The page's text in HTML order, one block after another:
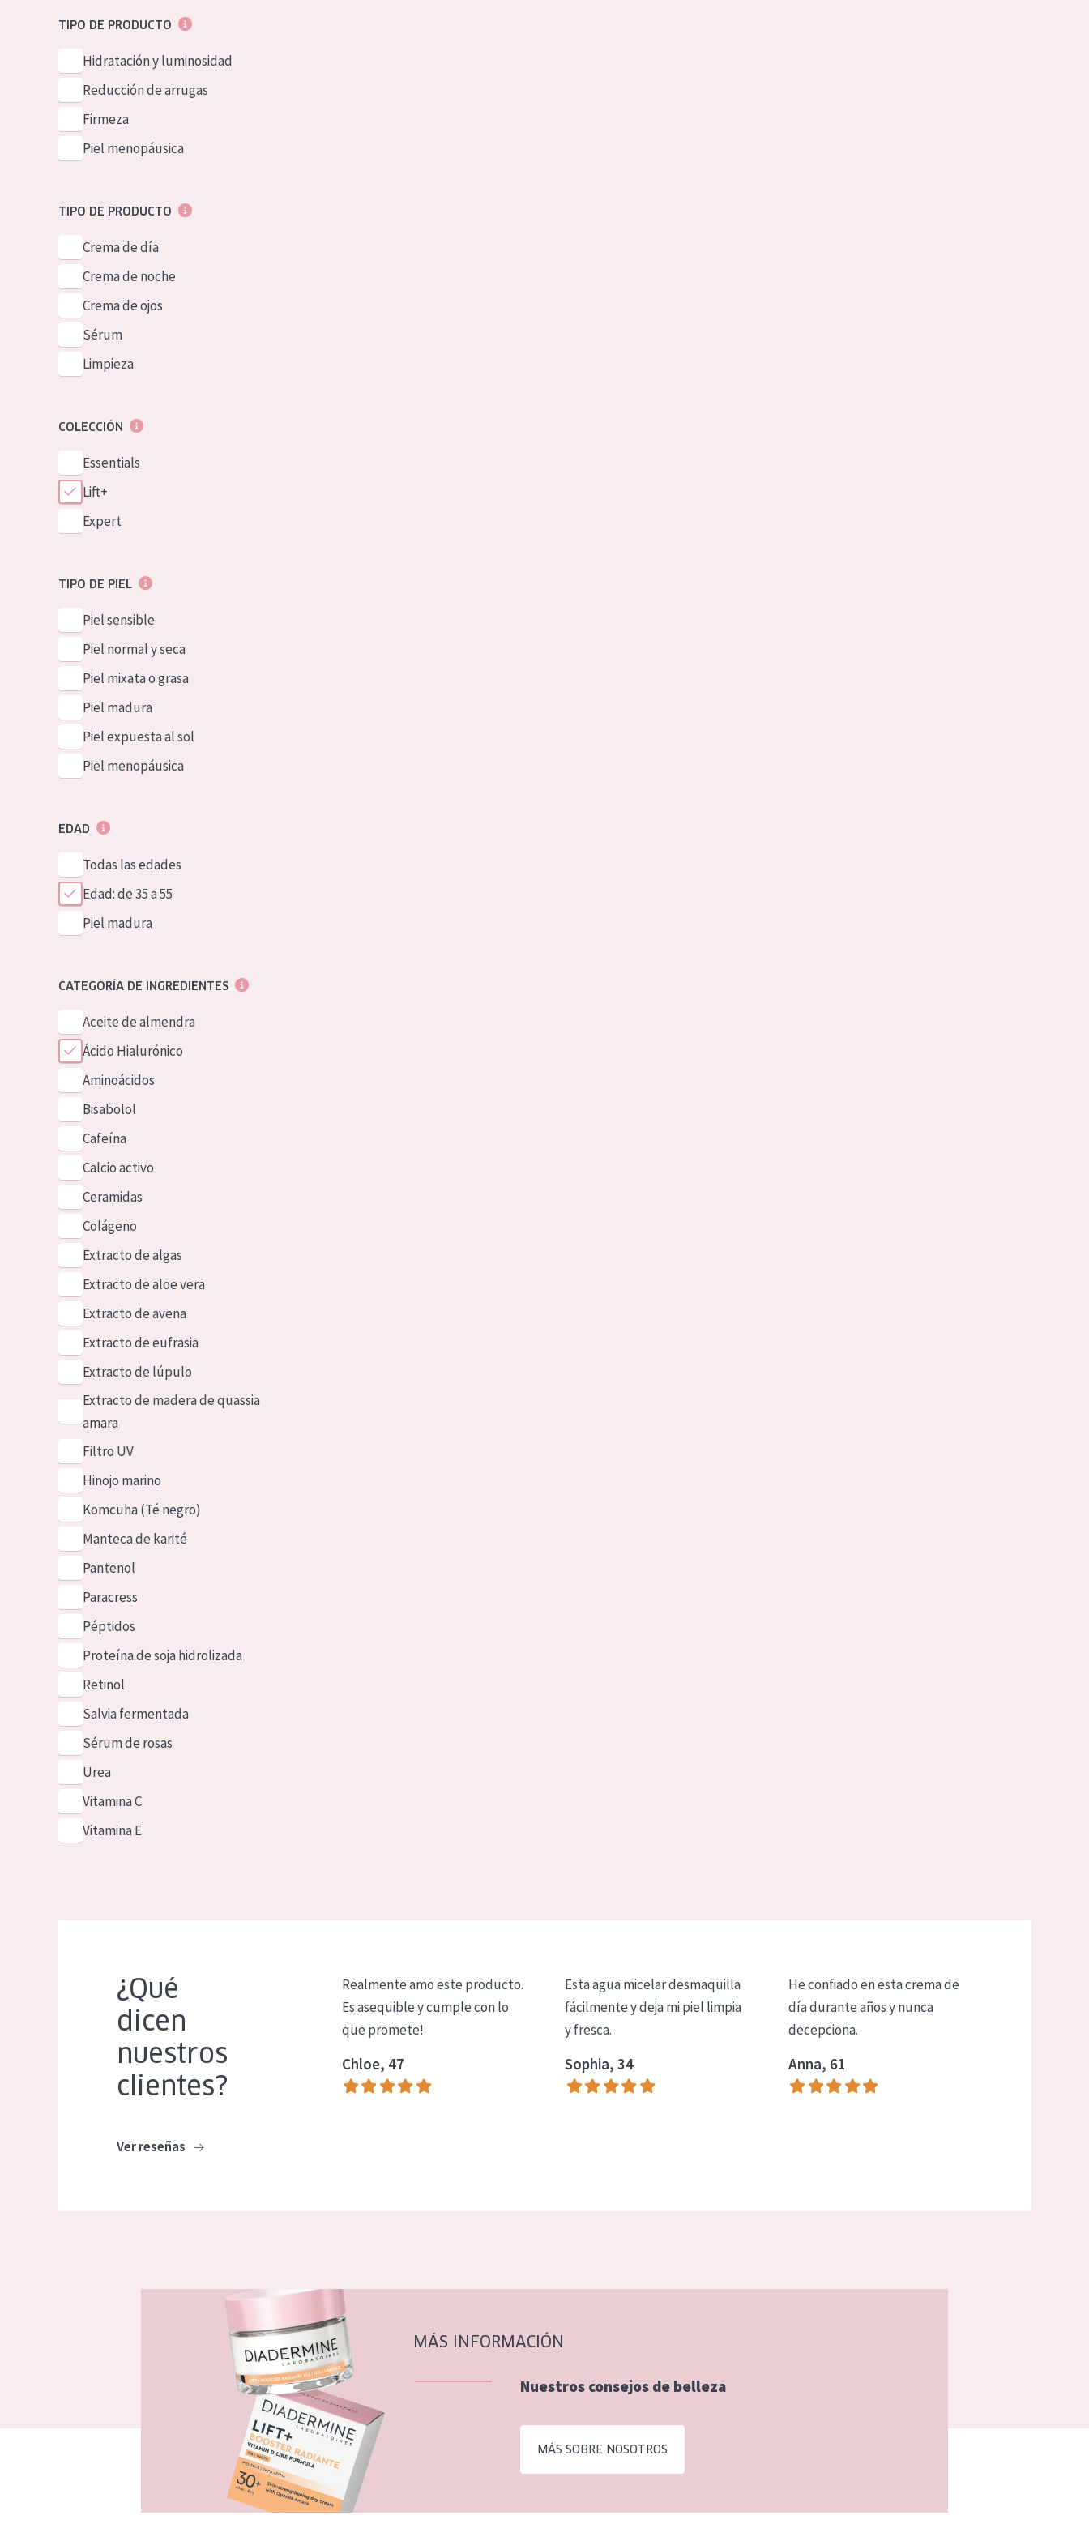
GermanTIPO DE PRODUCTO
Hidratación y luminosidad
Reducción de arrugas
Firmeza
Piel menopáusica
TIPO DE PRODUCTO
Crema de día
Crema de noche
Crema de ojos
Sérum
Limpieza
COLECCIÓN
Essentials
Lift+
Expert
TIPO DE PIEL
Piel sensible
Piel normal y seca
Piel mixata o grasa
Piel madura
Piel expuesta al sol
Piel menopáusica
EDAD
Todas las edades
Edad: de 35 a 55
Piel madura
CATEGORÍA DE INGREDIENTES
Aceite de almendra
Ácido Hialurónico
Aminoácidos
Bisabolol
Cafeína
Calcio activo
Ceramidas
Colágeno
Extracto de algas
Extracto de aloe vera
Extracto de avena
Extracto de eufrasia
Extracto de lúpulo
Extracto de madera de quassia
amara
Filtro UV
Hinojo marino
Komcuha (Té negro)
Manteca de karité
Pantenol
Paracress
Péptidos
Proteína de soja hidrolizada
Retinol
Salvia fermentada
Sérum de rosas
Urea
Vitamina C
Vitamina E
¿Qué
dicen
nuestros
clientes?
Ver reseñas
Realmente amo este producto.
Es asequible y cumple con lo
que promete!
Chloe, 47
Esta agua micelar desmaquilla
fácilmente y deja mi piel limpia
y fresca.
Sophia, 34
He confiado en esta crema de
día durante años y nunca
decepciona.
Anna, 61
MÁS INFORMACIÓN
Nuestros consejos de belleza
MÁS SOBRE NOSOTROS